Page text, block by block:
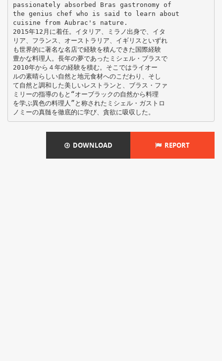
passionately absorbed Bras gastronomy of
the genius chef who is said to learn about
cuisine from Aubrac's nature.
2015年12月に着任。イタリア、ミラノ出身で、イタ
リア、フランス、オーストラリア、イギリスといずれ
も世界的に著名な名店で経験を積んできた国際経験
豊かな料理人。長年の夢であったミシェル・ブラスで
2010年から４年の経験を積む。そこではライオー
ルの素晴らしい自然と地元食材へのこだわり、そし
て自然と調和した美しいレストランと、ブラス・ファ
ミリーの指導のもと“オーブラックの自然から料理
を学ぶ異色の料理人”と称されたミシェル・ガストロ
DOWNLOAD REPORT